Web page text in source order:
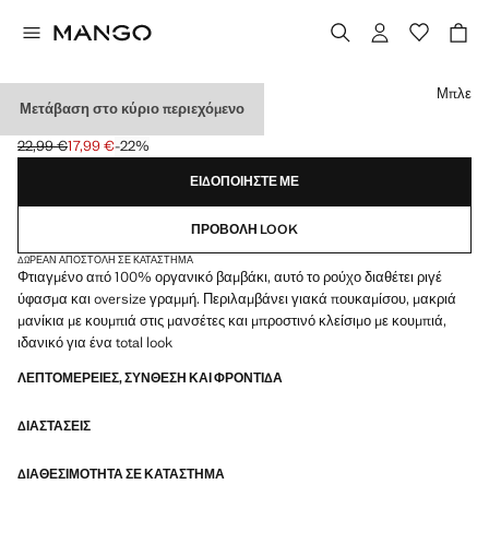
Μετάβαση στο κύριο περιεχόμενο
ΠΟΥΚΆΜΙΣΟ ΡΙΓΈ OVERSIZE
Αρχική τιμή με διαγραφή [22,99 € ]
22,99 €
Ισχύουσα τιμή [17,99 € ]
17,99 €-22%
Διάλεξε χρώμα
Μπλε
ΕΙΔΟΠΟΙΉΣΤΕ ΜΕ
ΠΡΟΒΟΛΉ LOOK
ΔΩΡΕΆΝ ΑΠΟΣΤΟΛΉ ΣΕ ΚΑΤΆΣΤΗΜΑ
Φτιαγμένο από 100% οργανικό βαμβάκι, αυτό το ρούχο διαθέτει ριγέ
ύφασμα και oversize γραμμή. Περιλαμβάνει γιακά πουκαμίσου, μακριά
μανίκια με κουμπιά στις μανσέτες και μπροστινό κλείσιμο με κουμπιά,
ιδανικό για ένα total look
ΛΕΠΤΟΜΈΡΕΙΕΣ, ΣΎΝΘΕΣΗ ΚΑΙ ΦΡΟΝΤΊΔΑ
ΔΙΑΣΤΆΣΕΙΣ
ΔΙΑΘΕΣΙΜΌΤΗΤΑ ΣΕ ΚΑΤΆΣΤΗΜΑ